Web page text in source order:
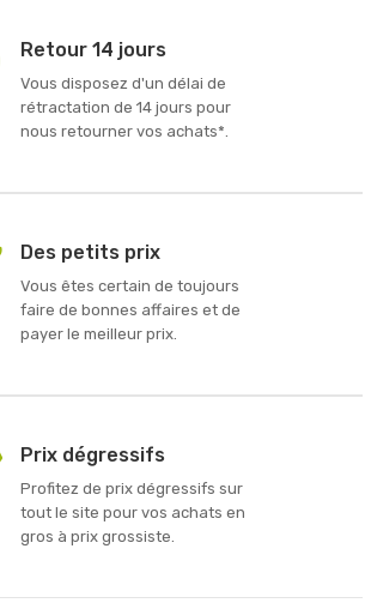
Retour 14 jours
Vous disposez d'un délai de
rétractation de 14 jours pour
nous retourner vos achats*.
Des petits prix
Vous êtes certain de toujours
faire de bonnes affaires et de
payer le meilleur prix.
Prix dégressifs
Profitez de prix dégressifs sur
tout le site pour vos achats en
gros à prix grossiste.